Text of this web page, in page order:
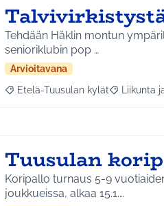
Tehdään Häklin montun ympärille latu ja
senioriklubin pop …
Arvioitavana
Rajaa tulokset aihepiirin mukaan:
Etelä-Tuusulan kylät RajaaLiikunta
Tuusulan
Koripallo turnaus 5-9
joukkueissa, alkaa 15.1.…